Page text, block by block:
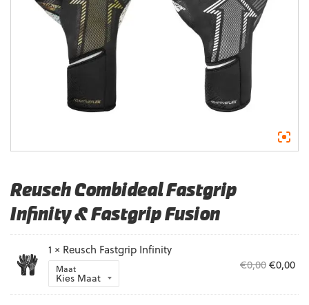
Reusch Combideal Fastgrip
Infinity & Fastgrip Fusion
1 × Reusch Fastgrip Infinity
Maat €0,00
was:
€0,00
is: